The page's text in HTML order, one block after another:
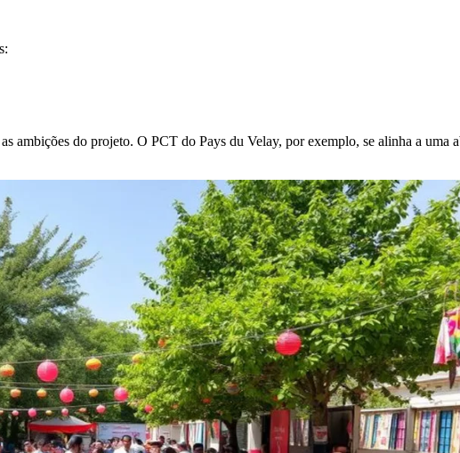
ambições do projeto. O PCT do Pays du Velay, por exemplo, se alinha a uma